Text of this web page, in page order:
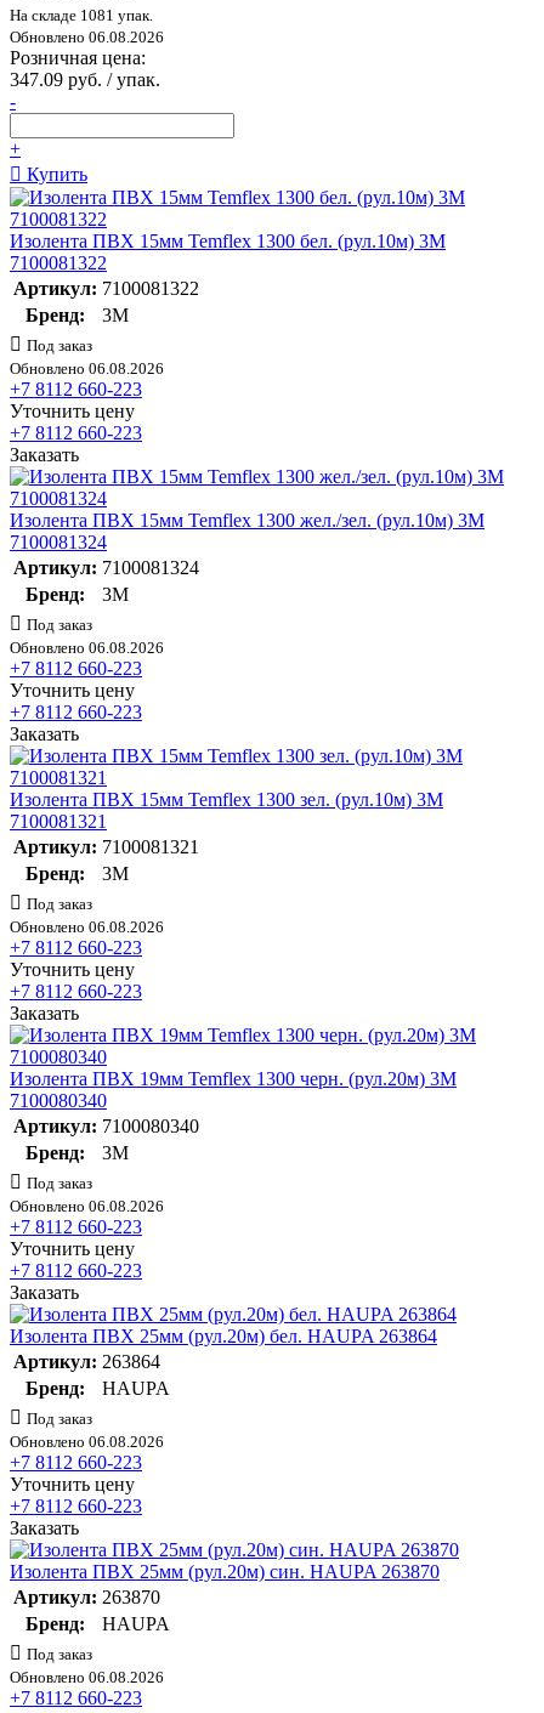
На складе 1081 упак.
Обновлено 06.08.2026
Розничная цена:
347.09 руб. / упак.
-
+
Купить
Изолента ПВХ 15мм Temflex 1300 бел. (рул.10м) 3М
7100081322
Артикул: 7100081322
Бренд:
3М
Под заказ
Обновлено 06.08.2026
+7 8112 660-223
Уточнить цену
+7 8112 660-223
Заказать
Изолента ПВХ 15мм Temflex 1300 жел./зел. (рул.10м) 3М
7100081324
Артикул: 7100081324
Бренд:
3М
Под заказ
Обновлено 06.08.2026
+7 8112 660-223
Уточнить цену
+7 8112 660-223
Заказать
Изолента ПВХ 15мм Temflex 1300 зел. (рул.10м) 3М
7100081321
Артикул: 7100081321
Бренд:
3М
Под заказ
Обновлено 06.08.2026
+7 8112 660-223
Уточнить цену
+7 8112 660-223
Заказать
Изолента ПВХ 19мм Temflex 1300 черн. (рул.20м) 3М
7100080340
Артикул: 7100080340
Бренд:
3М
Под заказ
Обновлено 06.08.2026
+7 8112 660-223
Уточнить цену
+7 8112 660-223
Заказать
Изолента ПВХ 25мм (рул.20м) бел. HAUPA 263864
Артикул: 263864
Бренд:
HAUPA
Под заказ
Обновлено 06.08.2026
+7 8112 660-223
Уточнить цену
+7 8112 660-223
Заказать
Изолента ПВХ 25мм (рул.20м) син. HAUPA 263870
Артикул: 263870
Бренд:
HAUPA
Под заказ
Обновлено 06.08.2026
+7 8112 660-223